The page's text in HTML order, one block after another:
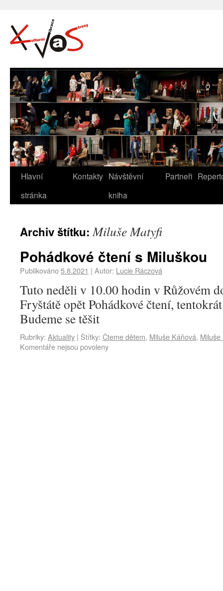
Hlavní
stránka
Kontakty Návštěvní
kniha
Partneři
Archiv štítku:Miluše Matyfi
Pohádkové čtení s Miluškou
Publikováno5.8.2021 | Autor: Lucie Ráczová
Tuto neděli v 10.00 hodin v Růžovém
Fryštátě opět Pohádkové čtení,
Budeme se těšit
Rubriky: Aktuality | Štítky: Čteme dětem, Miluše Káňová, Miluše
Komentáře nejsou povoleny